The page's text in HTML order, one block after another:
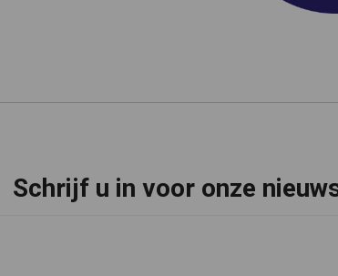
Schrijf u in voor onze